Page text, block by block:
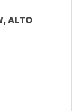
ALTO